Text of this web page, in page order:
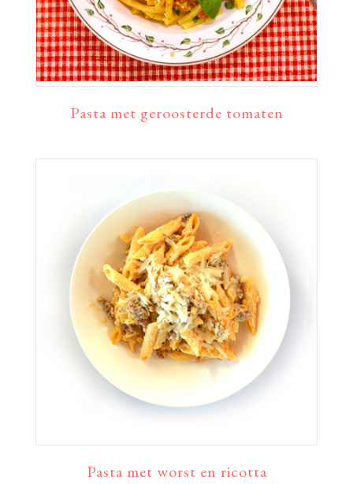
Pasta met geroosterde tomaten
Pasta met worst en ricotta